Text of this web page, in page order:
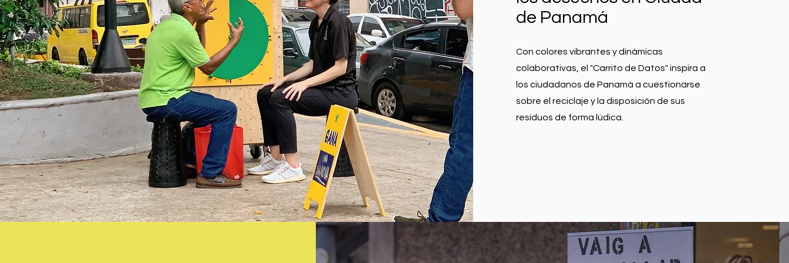
de Panamá
Con colores vibrantes y dinámicas
colaborativas, el "Carrito de Datos" inspira a
los ciudadanos de Panamá a cuestionarse
sobre el reciclaje y la disposición de sus
residuos de forma lúdica.